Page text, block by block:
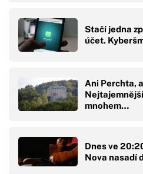
Stačí jedna
účet.
Ani Perchta,
mnohem…
Dnes ve
Nova nasadí